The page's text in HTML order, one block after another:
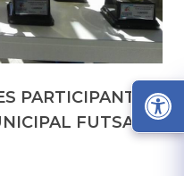
PARTICIPANTES
FUTSAL